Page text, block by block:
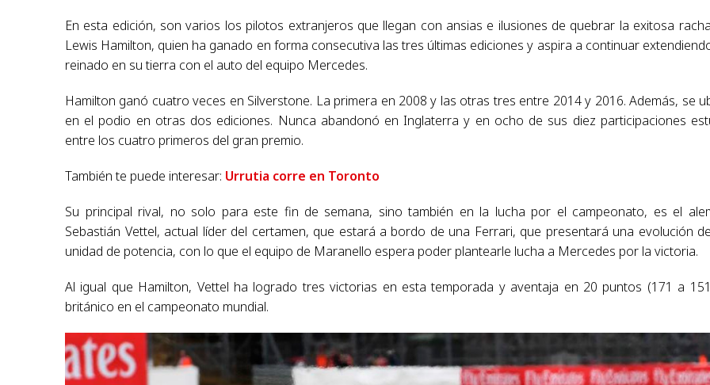
En esta edición, son varios los pilotos extranjeros que llegan con ansias e ilusiones de quebrar la exitosa
Lewis Hamilton, quien ha ganado en forma consecutiva las tres últimas ediciones y aspira a continuar
reinado en su tierra con el auto del equipo Mercedes.
Hamilton ganó cuatro veces en Silverstone. La primera en 2008 y las otras tres entre 2014 y 2016. Además, se
en el podio en otras dos ediciones. Nunca abandonó en Inglaterra y en ocho de sus diez participaciones
entre los cuatro primeros del gran premio.
También te puede interesar: Urrutia corre en Toronto
Su principal rival, no solo para este fin de semana, sino también en la lucha por el campeonato, es el
Sebastián Vettel, actual líder del certamen, que estará a bordo de una Ferrari, que presentará una evolución
unidad de potencia, con lo que el equipo de Maranello espera poder plantearle lucha a Mercedes por la victoria.
Al igual que Hamilton, Vettel ha logrado tres victorias en esta temporada y aventaja en 20 puntos (171 a
británico en el campeonato mundial.